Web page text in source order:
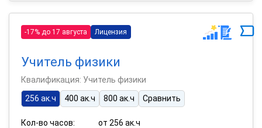
-17% до 17 августа Лицензия
Учитель физики
Квалификация: Учитель физики
256 ак.ч
400 ак.ч 800 ак.ч Сравнить
Кол-во часов:
от 256 ак.ч